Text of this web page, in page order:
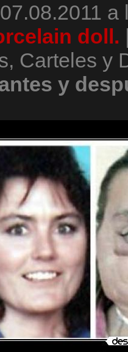
07.08.2011 a
doll.
Carteles y
y